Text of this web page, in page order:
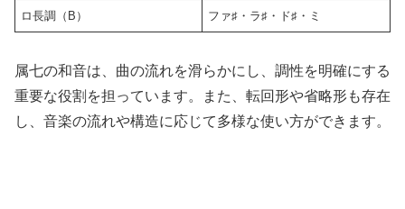
ロ長調（B） ファ♯・ラ♯・ド♯・ミ
属七の和音は、曲の流れを滑らかにし、調性を明確にする
重要な役割を担っています。また、転回形や省略形も存在
し、音楽の流れや構造に応じて多様な使い方ができます。